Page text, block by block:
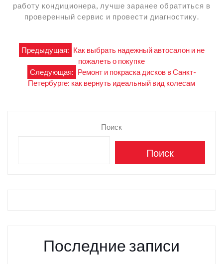
работу кондиционера, лучше заранее обратиться в
проверенный сервис и провести диагностику.
Навигация
записям
Предыдущая: Как выбрать надежный автосалон и не
пожалеть о покупке
Следующая: Ремонт и покраска дисков в Санкт-
Петербурге: как вернуть идеальный вид колесам
Поиск
Поиск
Последние записи